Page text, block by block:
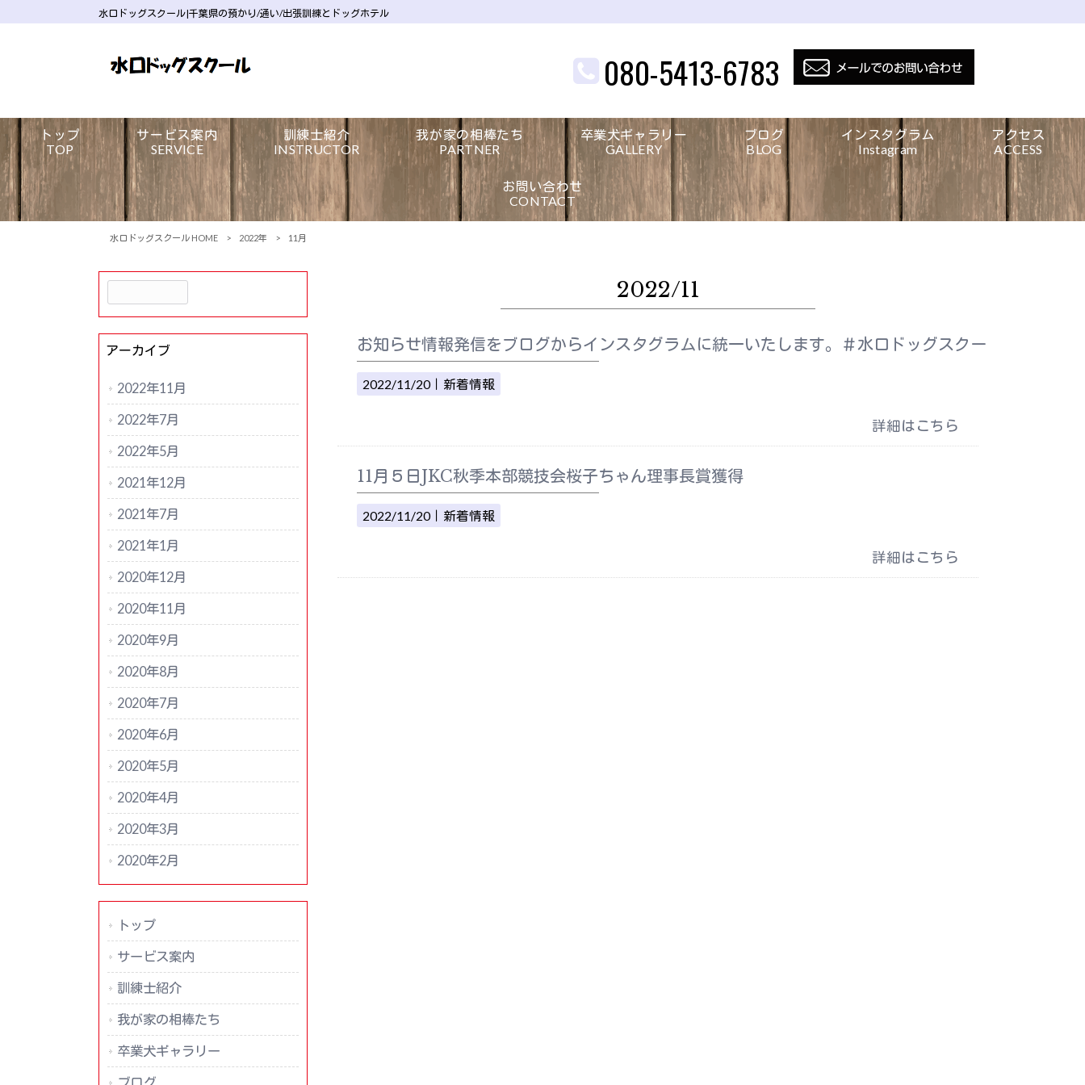
水口ドッグスクール|千葉県の預かり/通い/出張訓練とドッグホテル
080-5413-6783
トップ
TOP
サービス案内
SERVICE
訓練士紹介
INSTRUCTOR
我が家の相棒たち
PARTNER
卒業犬ギャラリー
GALLERY
ブログ
BLOG
インスタグラム
Instagram
アクセス
ACCESS
お問い合わせ
CONTACT
水口ドッグスクール HOME > 2022年 > 11月
2022/11
お知らせ情報発信をブログからインスタグラムに統一いたします。＃水口ドッグスクール で検索
2022/11/20｜ 新着情報
詳細はこちら
11月５日JKC秋季本部競技会桜子ちゃん理事長賞獲得
2022/11/20｜ 新着情報
詳細はこちら
アーカイブ
2022年11月
2022年7月
2022年5月
2021年12月
2021年7月
2021年1月
2020年12月
2020年11月
2020年9月
2020年8月
2020年7月
2020年6月
2020年5月
2020年4月
2020年3月
2020年2月
トップ
サービス案内
訓練士紹介
我が家の相棒たち
卒業犬ギャラリー